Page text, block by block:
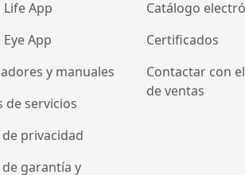
Life App
App
y manuales
de servicios
privacidad
garantía y
Catálogo
Certificados
Contactar con
de ventas